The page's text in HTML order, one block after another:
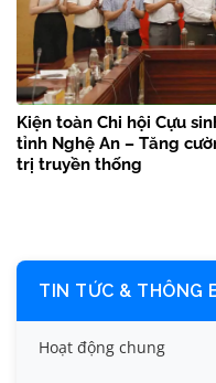
Kiện toàn Chi hội Cựu
tỉnh Nghệ An – Tăng
trị truyền thống
TIN TỨC & THÔNG
Hoạt động chung